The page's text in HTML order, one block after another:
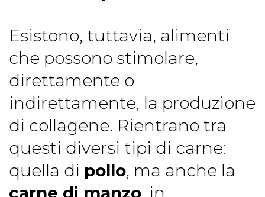
Esistono, tuttavia, alimenti
che possono stimolare,
direttamente o
indirettamente, la produzione
di collagene. Rientrano tra
questi diversi tipi di carne:
quella di pollo, ma anche la
carne di manzo , in